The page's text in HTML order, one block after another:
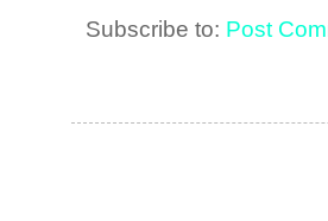
Subscribe to: Post